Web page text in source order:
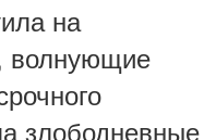
на
волнующие
злободневные